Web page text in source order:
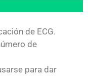
de ECG.
de
para dar